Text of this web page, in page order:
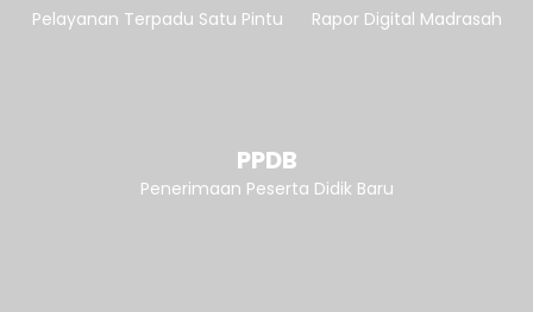
Pelayanan Terpadu Satu Pintu Rapor Digital Madrasah
PPDB
Penerimaan Peserta Didik Baru